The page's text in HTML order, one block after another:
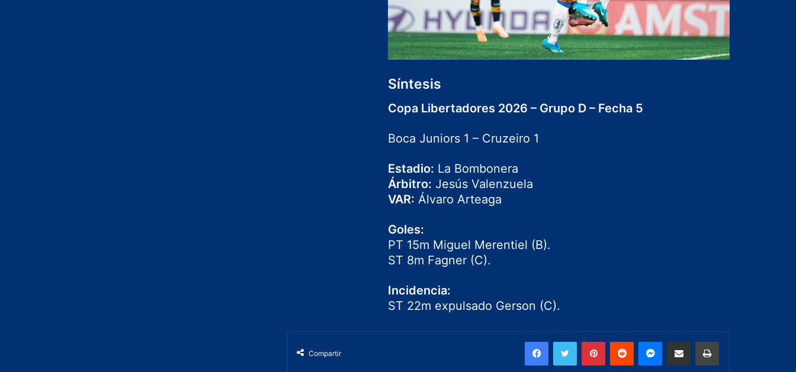
Síntesis
Copa Libertadores 2026 – Grupo D – Fecha 5
Boca Juniors 1 – Cruzeiro 1
Estadio: La Bombonera
Árbitro: Jesús Valenzuela
VAR: Álvaro Arteaga
Goles:
PT 15m Miguel Merentiel (B).
ST 8m Fagner (C).
Incidencia:
ST 22m expulsado Gerson (C).
Compartir